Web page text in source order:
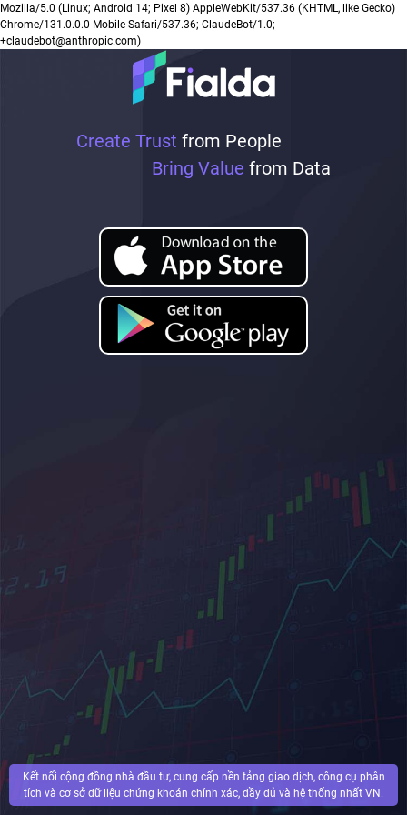
Create Trust from People
Bring Value from Data
Kết nối cộng đồng nhà đầu tư, cung cấp nền tảng giao dịch, công cụ phân
tích và cơ sở dữ liệu chứng khoán chính xác, đầy đủ và hệ thống nhất VN.
Mozilla/5.0 (Linux; Android 14; Pixel 8) AppleWebKit/537.36 (KHTML, like Gecko)
Chrome/131.0.0.0 Mobile Safari/537.36; ClaudeBot/1.0;
+claudebot@anthropic.com)